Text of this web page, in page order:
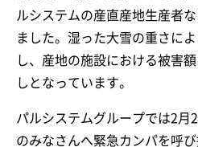
ルシステムの産直産地生産者
ました。湿った大雪の重さに
し、産地の施設における被害
しとなっています。
パルシステムグループでは2月
のみなさんへ緊急カンパを呼